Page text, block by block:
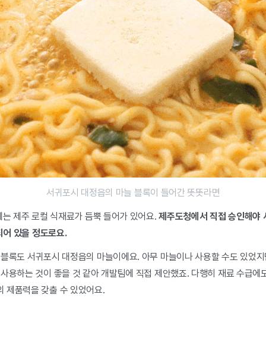
서귀포시 대정읍의 마늘 블록이 들어간 똣똣라면
는 제주 로컬 식재료가 듬뿍 들어가 있어요. 제주도청에서 직접 승인해야
있을 정도로요.
록도 서귀포시 대정읍의 마늘이에요. 아무 마늘이나 사용할 수도 있었
용하는 것이 좋을 것 같아 개발팀에 직접 제안했죠. 다행히 재료 수급에
제품력을 갖출 수 있었어요.